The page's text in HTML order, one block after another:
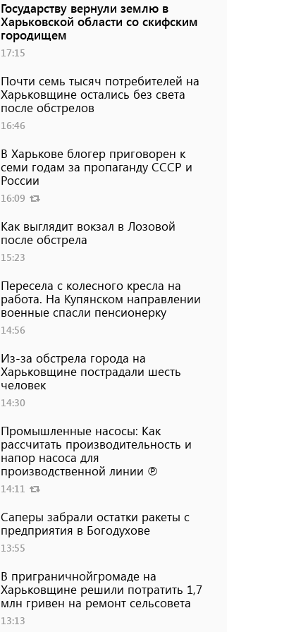
Государству вернули землю в
Харьковской области со скифским
городищем
17:15
Почти семь тысяч потребителей на
Харьковщине остались без света
после обстрелов
16:46
В Харькове блогер приговорен к
семи годам за пропаганду СССР и
России
16:09
Как выглядит вокзал в Лозовой
после обстрела
15:23
Пересела с колесного кресла на
работа. На Купянском направлении
военные спасли пенсионерку
14:56
Из-за обстрела города на
Харьковщине пострадали шесть
человек
14:30
Промышленные насосы: Как
рассчитать производительность и
напор насоса для
производственной линии ℗
14:11
Саперы забрали остатки ракеты с
предприятия в Богодухове
13:55
В приграничнойгромаде на
Харьковщине решили потратить 1,7
млн ​​гривен на ремонт сельсовета
13:13